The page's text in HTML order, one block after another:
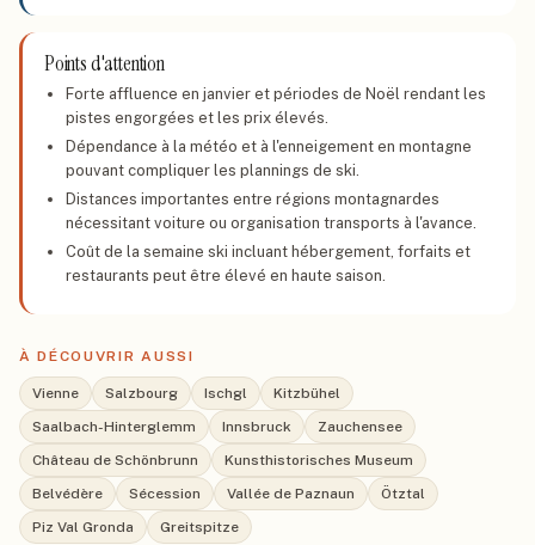
Points d'attention
Forte affluence en janvier et périodes de Noël rendant les
pistes engorgées et les prix élevés.
Dépendance à la météo et à l'enneigement en montagne
pouvant compliquer les plannings de ski.
Distances importantes entre régions montagnardes
nécessitant voiture ou organisation transports à l'avance.
Coût de la semaine ski incluant hébergement, forfaits et
restaurants peut être élevé en haute saison.
À DÉCOUVRIR AUSSI
Vienne Salzbourg Ischgl
Kitzbühel
Saalbach-Hinterglemm
Innsbruck
Zauchensee
Château de Schönbrunn
Kunsthistorisches Museum
Belvédère
Sécession Vallée de Paznaun
Ötztal
Piz Val Gronda
Greitspitze